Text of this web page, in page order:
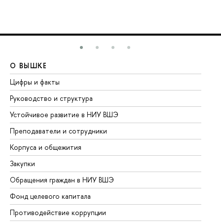
О ВЫШКЕ
Цифры и факты
Руководство и структура
Устойчивое развитие в НИУ ВШЭ
Преподаватели и сотрудники
Корпуса и общежития
Закупки
Обращения граждан в НИУ ВШЭ
Фонд целевого капитала
Противодействие коррупции